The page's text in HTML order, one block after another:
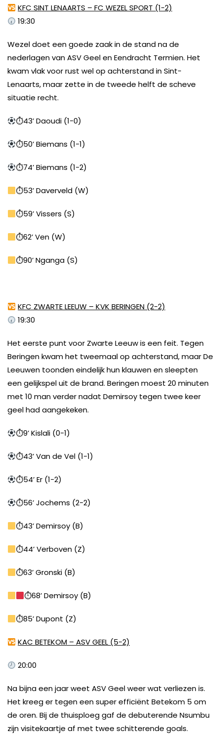
KFC SINT LENAARTS – FC WEZEL SPORT (1-2)
19:30
Wezel doet een goede zaak in de stand na de
nederlagen van ASV Geel en Eendracht Termien. Het
kwam vlak voor rust wel op achterstand in Sint-
Lenaarts, maar zette in de tweede helft de scheve
situatie recht.
⏱43’ Daoudi (1-0)
⏱50’ Biemans (1-1)
⏱74’ Biemans (1-2)
⏱53’ Daverveld (W)
⏱59’ Vissers (S)
⏱62’ Ven (W)
⏱90’ Nganga (S)
KFC ZWARTE LEEUW – KVK BERINGEN (2-2)
19:30
Het eerste punt voor Zwarte Leeuw is een feit. Tegen
Beringen kwam het tweemaal op achterstand, maar De
Leeuwen toonden eindelijk hun klauwen en sleepten
een gelijkspel uit de brand. Beringen moest 20 minuten
met 10 man verder nadat Demirsoy tegen twee keer
geel had aangekeken.
⏱9’ Kislali (0-1)
⏱43’ Van de Vel (1-1)
⏱54’ Er (1-2)
⏱56’ Jochems (2-2)
⏱43’ Demirsoy (B)
⏱44’ Verboven (Z)
⏱63’ Gronski (B)
⏱68’ Demirsoy (B)
⏱85’ Dupont (Z)
KAC BETEKOM – ASV GEEL (5-2)
20:00
Na bijna een jaar weet ASV Geel weer wat verliezen is.
Het kreeg er tegen een super efficiënt Betekom 5 om
de oren. Bij de thuisploeg gaf de debuterende Nsumbu
zijn visitekaartje af met twee schitterende goals.